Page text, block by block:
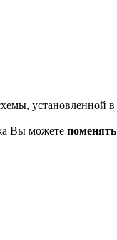
установленной
Вы можете